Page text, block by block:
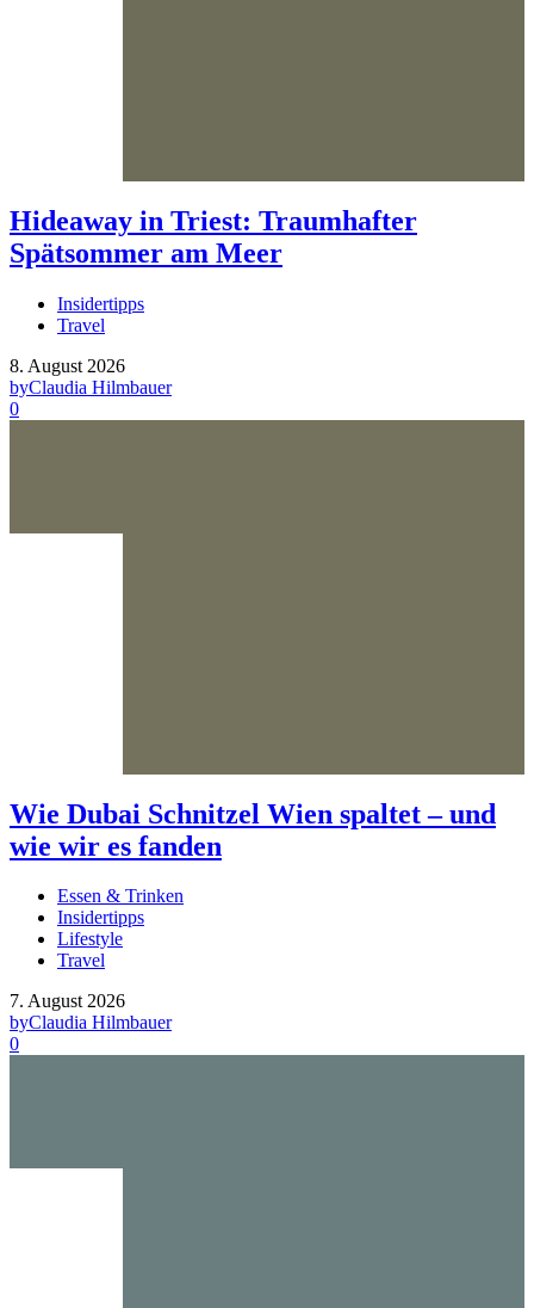
Hideaway in Triest: Traumhafter
Spätsommer am Meer
Insidertipps
Travel
8. August 2026
byClaudia Hilmbauer
0
Wie Dubai Schnitzel Wien spaltet – und
wie wir es fanden
Essen & Trinken
Insidertipps
Lifestyle
Travel
7. August 2026
byClaudia Hilmbauer
0